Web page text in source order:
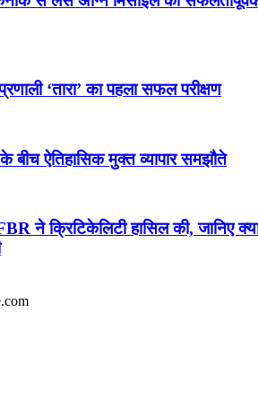
‘तारा’ का पहला सफल परीक्षण
ऐतिहासिक मुक्त व्यापार समझौते
ने क्रिटिकेलिटी हासिल की, जानिए
मिशन: मनुष्य एक बार फिर से चंद्रमा के